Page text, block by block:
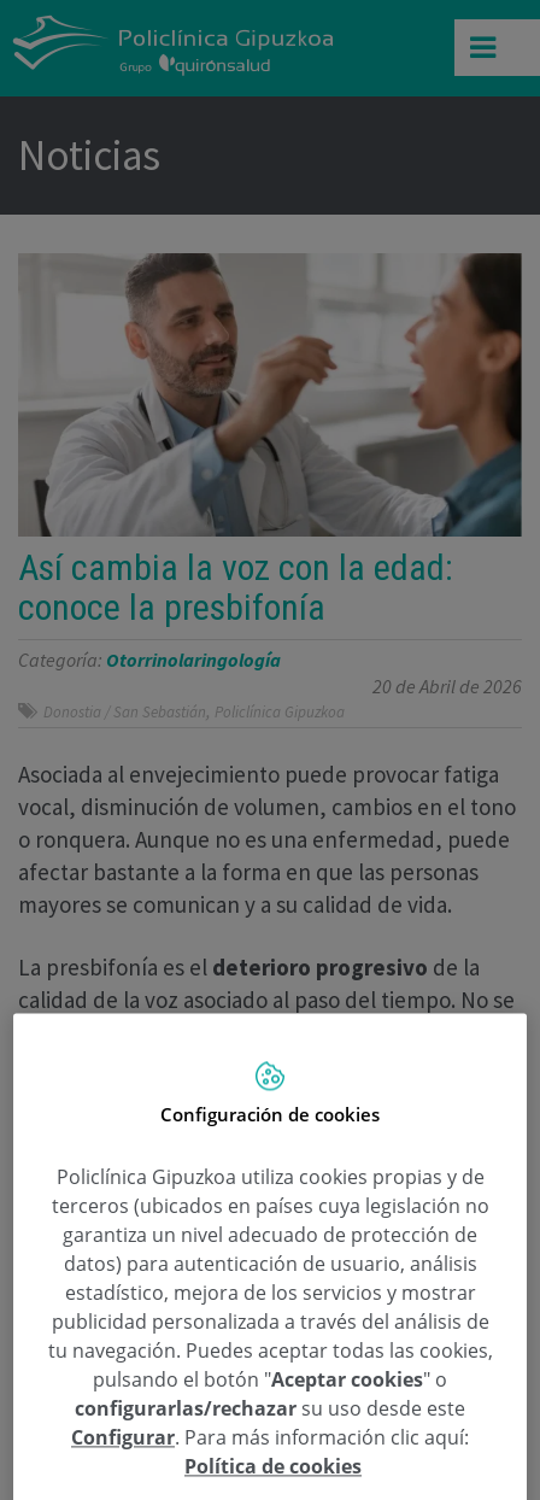
Noticias
Así cambia la voz con la edad:
conoce la presbifonía
Categoría: Otorrinolaringología
20 de Abril de 2026
Donostia / San Sebastián, Policlínica Gipuzkoa
Asociada al envejecimiento puede provocar fatiga
vocal, disminución de volumen, cambios en el tono
o ronquera. Aunque no es una enfermedad, puede
afectar bastante a la forma en que las personas
mayores se comunican y a su calidad de vida.
La presbifonía es el deterioro progresivo de la
calidad de la voz asociado al paso del tiempo. No se
consecuencia del envejecimiento que afecta a un
porcentaje significativo de personas
. La voz pierde fuerza, claridad y resistencia, y
hablar durante mucho rato puede resultar más
cansado de lo habitual.
Este cambio no ocurre de forma brusca, sino como
resultado de pequeñas transformaciones en la
laringe, las cuerdas vocales y el sistema
respiratorio. A esto se suman factores como
enfermedades o el uso de determinados fármacos,
que pueden acelerar el proceso.
“Es un proceso ligado al envejecimiento natural,
Configuración de cookies
Policlínica Gipuzkoa utiliza cookies propias y de
terceros (ubicados en países cuya legislación no
garantiza un nivel adecuado de protección de
datos) para autenticación de usuario, análisis
estadístico, mejora de los servicios y mostrar
publicidad personalizada a través del análisis de
tu navegación. Puedes aceptar todas las cookies,
pulsando el botón "Aceptar cookies" o
configurarlas/rechazarsu uso desde este
Configurar. Para más información clic aquí:
Política de cookies